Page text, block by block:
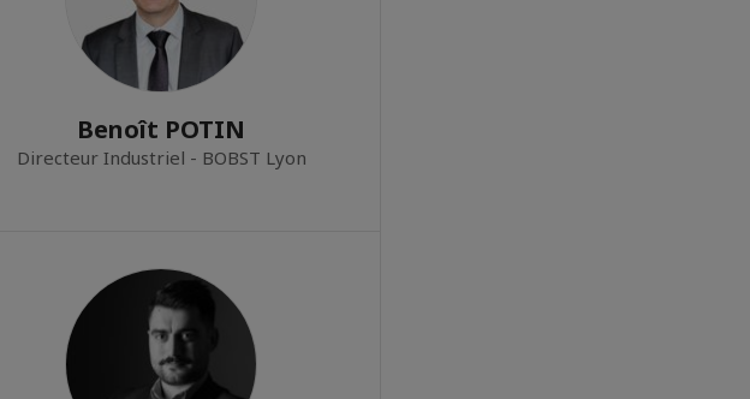
Benoît POTIN
Directeur Industriel - BOBST Lyon